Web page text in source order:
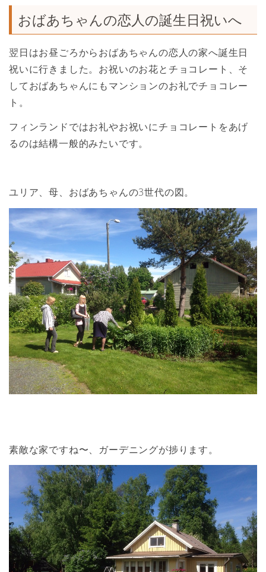
おばあちゃんの恋人の誕生日祝いへ
翌日はお昼ごろからおばあちゃんの恋人の家へ誕生日
祝いに行きました。お祝いのお花とチョコレート、そ
しておばあちゃんにもマンションのお礼でチョコレー
ト。
フィンランドではお礼やお祝いにチョコレートをあげ
るのは結構一般的みたいです。
ユリア、母、おばあちゃんの3世代の図。
素敵な家ですね〜、ガーデニングが捗ります。